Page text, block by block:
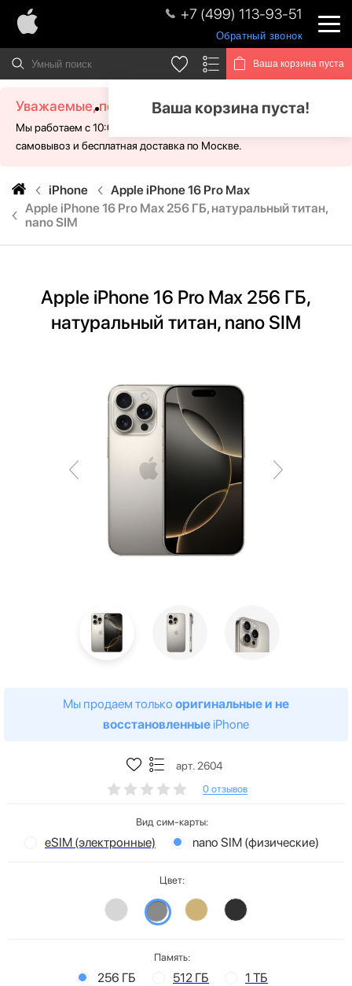
+7 (499) 113-93-51
Обратный звонок
Ваша корзина пуста
Ваша корзина пуста!
Уважаемые, посетители!
Мы работаем с 10:00 - 21:00 без выходных. Для Вас доступен
самовывоз и бесплатная доставка по Москве.
iPhone
Apple iPhone 16 Pro Max
Apple iPhone 16 Pro Max 256 ГБ, натуральный титан,
nano SIM
Apple iPhone 16 Pro Max 256 ГБ,
натуральный титан, nano SIM
Мы продаем только оригинальные и не
восстановленные iPhone
арт. 2604
0 отзывов
Вид сим-карты:
eSIM (электронные) nano SIM (физические)
Цвет:
Память:
256 ГБ 512 ГБ 1 ТБ